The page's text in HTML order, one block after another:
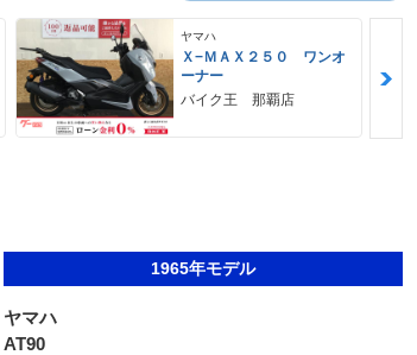
ヤマハ
Ｘ−ＭＡＸ２５０ ワンオ
ーナー
バイク王 那覇店
1965年モデル
ヤマハ
AT90